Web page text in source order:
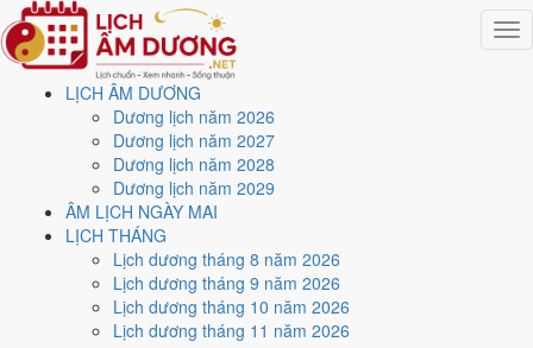
LỊCH ÂM DƯƠNG
Dương lịch năm 2026
Dương lịch năm 2027
Dương lịch năm 2028
Dương lịch năm 2029
ÂM LỊCH NGÀY MAI
LỊCH THÁNG
Lịch dương tháng 8 năm 2026
Lịch dương tháng 9 năm 2026
Lịch dương tháng 10 năm 2026
Lịch dương tháng 11 năm 2026
Trang chủ
Lịch năm 1981
Tháng 8/1981
Ngày 15/8/1981 (Ất Sửu)
Xem ngày15/8/1981
lịch - Ngày 16/7 âm lịch (Ất
Sửu) tốt hay xấu?